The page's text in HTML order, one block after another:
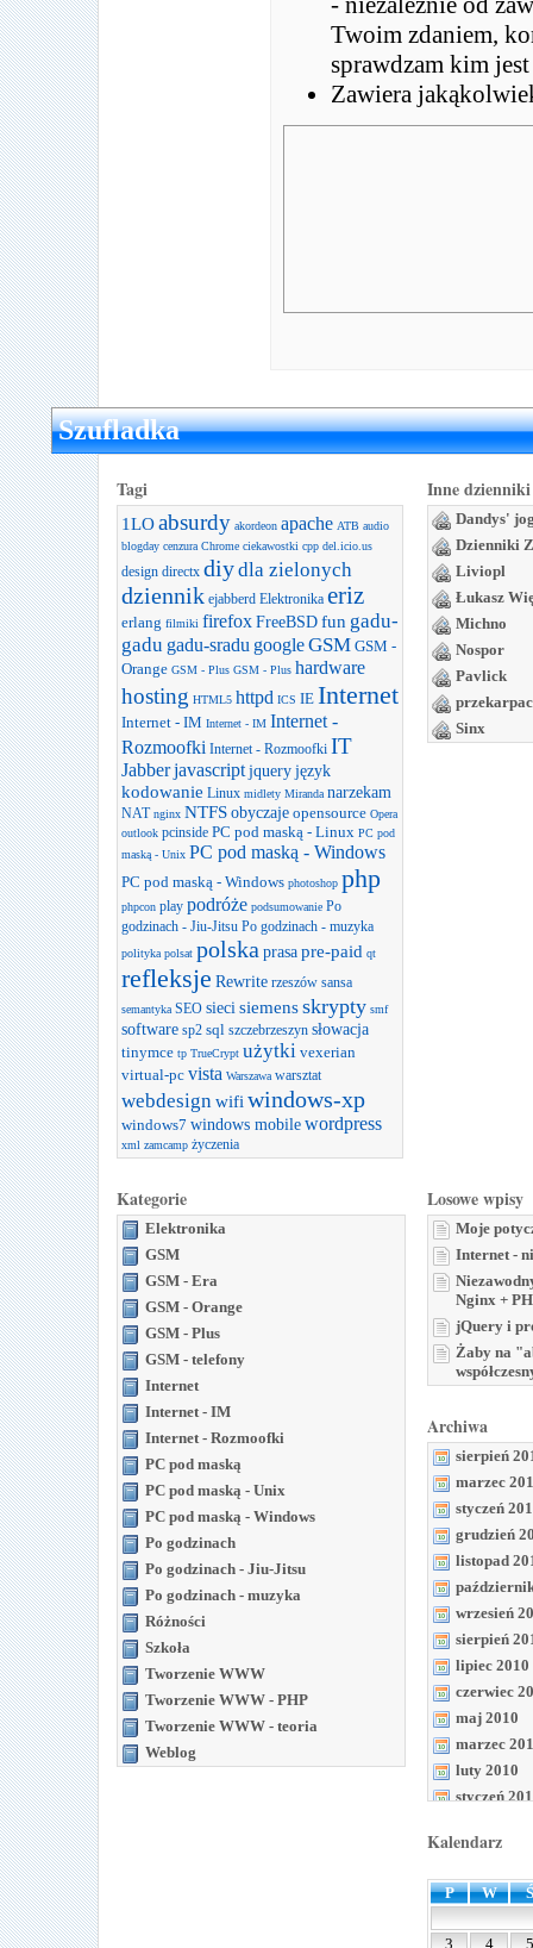
Twoim zdaniem,
sprawdzam kim
Zawiera
Szufladka
Tagi
1LO absurdy akordeon apache ATB audio
blogday cenzura Chrome ciekawostki cpp del.icio.us
design directx diydla zielonych
dziennik ejabberd Elektronika eriz
erlang filmiki firefox FreeBSD fun gadu-
gadu gadu-sradu googleGSM GSM -
Orange GSM - Plus GSM - Plus hardware
hosting HTML5 httpd ICS IE Internet
Internet - IM Internet - IM Internet -
Rozmoofki Internet - Rozmoofki IT
Jabberjavascript jquery język
kodowanie Linux midlety Miranda narzekam
NAT nginx NTFS obyczaje opensource Opera
outlook pcinside PC pod maską - Linux PC pod
maską - Unix PC pod maską - Windows
PC pod maską - Windows photoshop php
phpcon play podróże podsumowanie Po
godzinach - Jiu-Jitsu Po godzinach - muzyka
polityka polsat polska prasa pre-paid qt
refleksje Rewrite rzeszów sansa
semantyka SEO sieci siemens skrypty smf
software sp2 sql szczebrzeszyn słowacja
tinymce tp TrueCrypt użytki vexerian
virtual-pc vista Warszawa warsztat
webdesign wifi windows-xp
windows7 windows mobile wordpress
xml zamcamp życzenia
Inne dzienniki
Dandys'
Dzienniki
Liviopl
Łukasz
Michno
Nospor
Pavlick
Sinx
Kategorie
Elektronika
GSM
GSM - Era
GSM - Orange
GSM - Plus
GSM - telefony
Internet
Internet - IM
Internet - Rozmoofki
PC pod maską
PC pod maską - Unix
PC pod maską - Windows
Po godzinach
Po godzinach - Jiu-Jitsu
Po godzinach - muzyka
Różności
Szkoła
Tworzenie WWW
Tworzenie WWW - PHP
Tworzenie WWW - teoria
Weblog
Losowe wpisy
Moje
Internet -
Nginx +
jQuery i
Żaby na
Archiwa
sierpień
marzec
styczeń
grudzień
listopad
wrzesień
sierpień
lipiec 2010
czerwiec
maj 2010
marzec
luty 2010
styczeń
listopad
wrzesień
sierpień
Kalendarz
P W Ś
3 4
5